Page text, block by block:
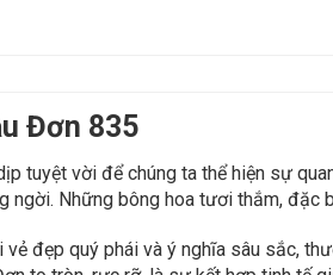
Đơn 835
tuyệt vời để chúng ta thể hiện sự
ngời. Những bông hoa tươi thắm,
vẻ đẹp quý phái và ý nghĩa sâu sắc,